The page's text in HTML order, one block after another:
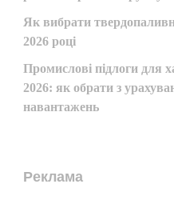
Як вибрати
2026 році
Промислові підлоги для
2026: як обрати з
навантажень
Реклама